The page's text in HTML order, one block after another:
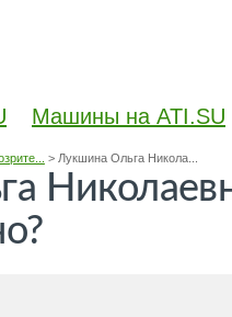
Машины на ATI.SU
> Лукшина Ольга Никола...